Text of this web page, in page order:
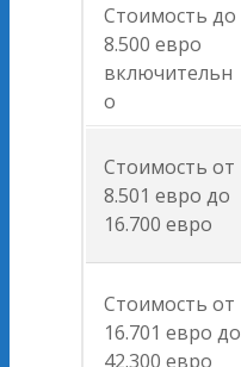
Стоимость до
8.500 евро
включительн
о
Стоимость от
8.501 евро до
16.700 евро
Стоимость от
16.701 евро до
42.300 евро